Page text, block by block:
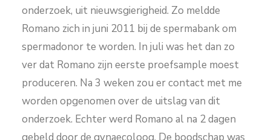
onderzoek, uit nieuwsgierigheid. Zo meldde
Romano zich in juni 2011 bij de spermabank om
spermadonor te worden. In juli was het dan zo
ver dat Romano zijn eerste proefsample moest
produceren. Na 3 weken zou er contact met me
worden opgenomen over de uitslag van dit
onderzoek. Echter werd Romano al na 2 dagen